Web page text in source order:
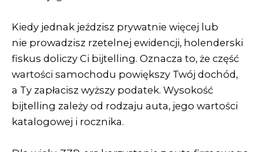
Kiedy jednak jeździsz prywatnie więcej lub
nie prowadzisz rzetelnej ewidencji, holenderski
fiskus doliczy Ci bijtelling. Oznacza to, że część
wartości samochodu powiększy Twój dochód,
a Ty zapłacisz wyższy podatek. Wysokość
bijtelling zależy od rodzaju auta, jego wartości
katalogowej i rocznika.